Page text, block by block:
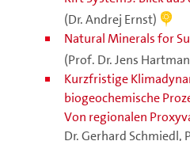
(Dr. Andrej Ernst)
Natural Minerals for
(Prof. Dr. Jens
Kurzfristige
biogeochemische
Von regionalen
Dr. Gerhard Schmiedl,